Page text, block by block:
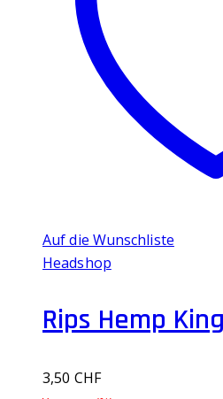
Auf die Wunschliste
Headshop
Rips Hemp
3,50 CHF